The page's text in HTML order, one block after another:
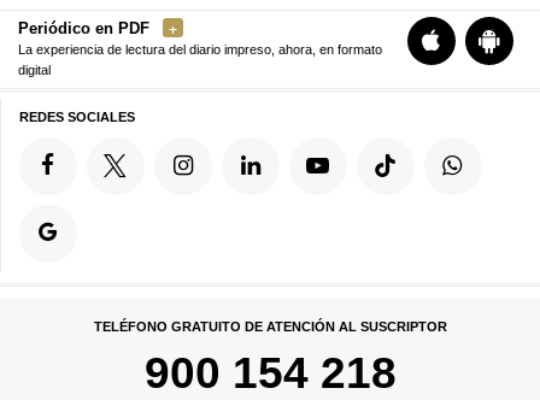
Periódico en PDF
La experiencia de lectura del diario impreso, ahora, en formato
digital
REDES SOCIALES
TELÉFONO GRATUITO DE ATENCIÓN AL SUSCRIPTOR
900 154 218